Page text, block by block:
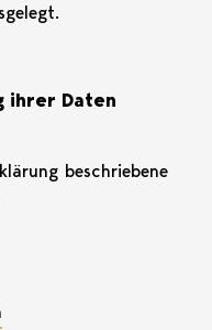
ihrer Daten
beschriebene